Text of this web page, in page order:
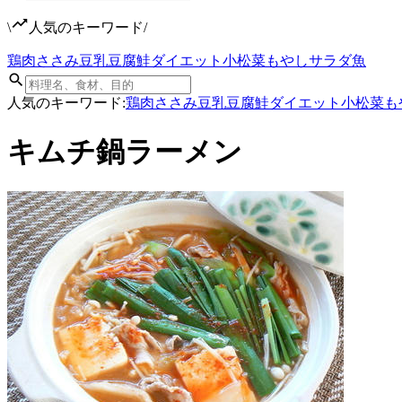
\ 人気のキーワード/
鶏肉ささみ豆乳豆腐鮭ダイエット 小松菜もやしサラダ魚
人気のキーワード:鶏肉ささみ豆乳豆腐鮭ダイエット 小松菜
キムチ鍋ラーメン